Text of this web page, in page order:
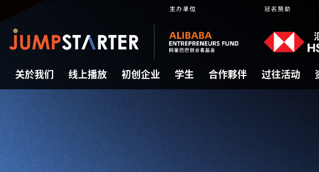
关於我们 线上播放 初创企业 学生 合作夥伴 过往活动